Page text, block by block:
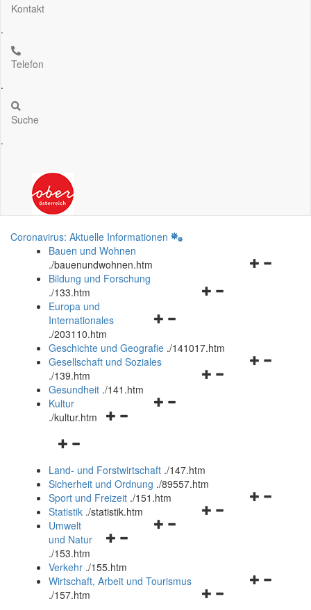
Kontakt
.
Telefon
.
Suche
.
Coronavirus: Aktuelle Informationen
Bauen und Wohnen
./bauenundwohnen.htm
Navigationsmenü
Bildung und Forschung
./133.htm
Navigationsmenü
und
schließen
Europa und
Internationales
./203110.htm
Geschichte und Geografie ./141017.htm
Navigationsmenü
Gesellschaft und Soziales
./139.htm
Navigationsmenü
Gesundheit ./141.htm
Navigationsmenü
Kultur
./kultur.htm
Navigationsmenü
und
schließen
Land- und Forstwirtschaft ./147.htm
Sicherheit und Ordnung ./89557.htm
Navigationsmenü
Sport und Freizeit ./151.htm
Navigationsmenü
Statistik ./statistik.htm
Navigationsmenü
und
schließen
Umwelt
und Natur
./153.htm
Verkehr ./155.htm
Navigationsmenü
Wirtschaft, Arbeit und Tourismus
./157.htm